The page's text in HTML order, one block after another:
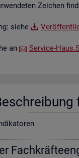
Zei­chen
siehe
an Ser­vice-